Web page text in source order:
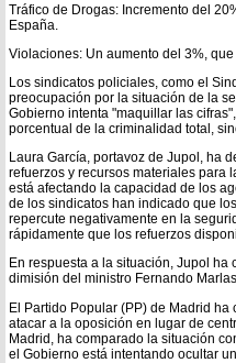
Tráfico de Drogas: Incremento del
España.
Violaciones: Un aumento del 3%,
Los sindicatos policiales, como el
preocupación por la situación de la
Gobierno intenta "maquillar las
porcentual de la criminalidad total,
Laura García, portavoz de Jupol, ha
refuerzos y recursos materiales para
está afectando la capacidad de los
de los sindicatos han indicado que
repercute negativamente en la
rápidamente que los refuerzos
En respuesta a la situación, Jupol
dimisión del ministro Fernando
El Partido Popular (PP) de Madrid
atacar a la oposición en lugar de
Madrid, ha comparado la situación
el Gobierno está intentando ocultar